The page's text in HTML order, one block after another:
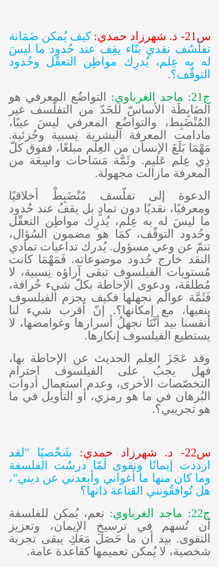
س21- د. شهرزاد حمدي:
كيف يُمكن ضَمَانة
تفلّسُف نقدي بنّاء يقِف عند حُدود ما ليسَ
له به عِلم، يُدرِك مواطِن التعقّل وحُدود
التوقّف؟.
ج21: ماجد الغرباوي:
التواضُع المعرفي هو
الضَابِطَة الأساسّ للحَدّ من التفلّسف غير
المُنْضَبِط، والتواضُع المعرفي ليسَ عيبًا،
مادامت المعرفة البشرية نِسبية وجُزئية.
مَهْمَا بَلَغَ الإنسان من العِلم مبلغًا، ففوق كلّ
ذِي عِلم عَليم. وثَمَّة مَسَاحات واسِعَة من
المعرفة مازالت مجهولة.
الدعوة إلى تفلّسف مُنْضَبِطْ أخلاقيًا
ومعرفيًا، نقديًا دون تمادٍ بل يقفُ عند حُدود
ما ليسَ له به عِلم، يُدرِك مواطِن التعقّل
وحُدود التوقّف، كمَا هو مضمون السُؤال،
تنمّ عن وعي مسؤول. يُدرك تداعيات تمادي
النقد خارج حُدود موضوعاته. فَمَهْمَا كانت
مُستويات الفيلسوف تبقى آراؤه نِسبية، لا
مُطلقة، ودعوى الإحاطة بكلّ شيء خُرافة،
فَثَمَّة عوالم نجهلها فكيف يجزم الفيلسوف
بنفيها، مع إمكانها؟. إنّ أقرب شيء لنا
أنفسنا بيد أنَّنَا نجهلُ أسرارها وغوامضها، لا
يستطيع الفيلسوف إنكارها.
وقد عَجَزَ العِلم الحديث عن الإحاطة بها،
فهل يجبُ على الفيلسوف احترام
التخصّصات الأخرى، وعدم استعمال أدوات
البُرهان في ما هو رمزي، أو التأويل في ما
هو تجريبي؟.
س22- د. شهرزاد حمدي:
شَخّصيًا "لقد
ازددت إيمانًا وتقوى لَمّا درسُت الفلسفة
وما كان منها ما أغواني وأبعدني عن ديني"،
هل تُوافقُونني القناعة ذاتها؟
ج22: ماجد الغرباوي:
نعم، يُمكن للفلسفة
أن تُسهم في ترسيخ الإيمان، وتعزيز
التقوى. بيد أن ما حَصَلَ مَعَكِ يبقى تجربة
شخصية، لا يُمكن تعميمها كقاعدة عامة.